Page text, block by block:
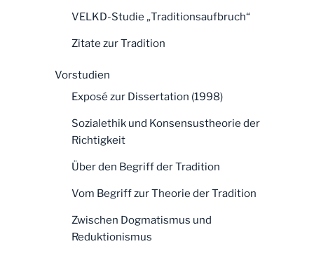
VELKD-Studie „Traditionsaufbruch“
Zitate zur Tradition
Vorstudien
Exposé zur Dissertation (1998)
Sozialethik und Konsensustheorie der
Richtigkeit
Über den Begriff der Tradition
Vom Begriff zur Theorie der Tradition
Zwischen Dogmatismus und
Reduktionismus